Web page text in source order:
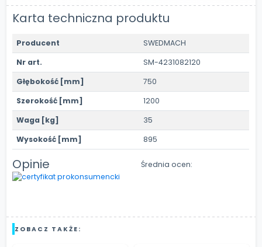
Karta techniczna produktu
Producent
SWEDMACH
Nr art.
SM-4231082120
Głębokość [mm]
750
Szerokość [mm]
1200
Waga [kg]
35
Wysokość [mm]
895
Opinie Średnia ocen:
ZOBACZ TAKŻE: